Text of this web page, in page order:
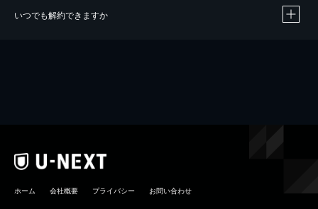
いつでも解約できますか
ホーム 会社概要 プライバシー お問い合わせ